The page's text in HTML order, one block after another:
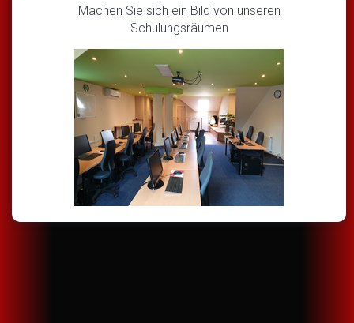
Machen Sie sich ein Bild von unseren
Schulungsräumen